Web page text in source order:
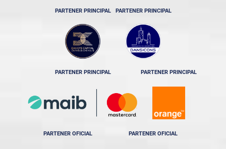
PARTENER PRINCIPAL PARTENER PRINCIPAL
PARTENER PRINCIPAL PARTENER PRINCIPAL
PARTENER OFICIAL PARTENER OFICIAL